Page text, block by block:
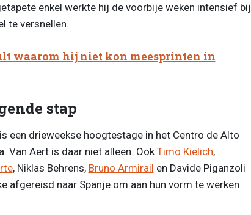
enkel werkte hij de voorbije weken intensief bij
te versnellen.
waarom hij niet kon meesprinten in
stap
een drieweekse hoogtestage in het Centro de Alto
Van Aert is daar niet alleen. Ook Timo Kielich,
, Niklas Behrens, Bruno Armirail en Davide Piganzoli
afgereisd naar Spanje om aan hun vorm te werken